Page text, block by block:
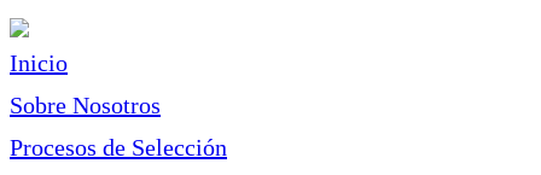
Inicio
Sobre Nosotros
Procesos de Selección